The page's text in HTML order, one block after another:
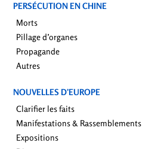
PERSÉCUTION EN CHINE
Morts
Pillage d’organes
Propagande
Autres
NOUVELLES D’EUROPE
Clarifier les faits
Manifestations & Rassemblements
Expositions